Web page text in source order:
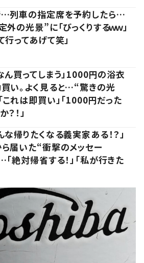
…列車の指定席を予約したら…
の光景”に「びっくりするｗｗ」
行ってあげて笑」
ん買ってしまう」1000円の浴衣
い。よく見ると…“驚きの光
これは即買い」「1000円だった
？！」
な帰りたくなる義実家ある！？」
届いた“衝撃のメッセー
絶対帰省する！」「私が行きた